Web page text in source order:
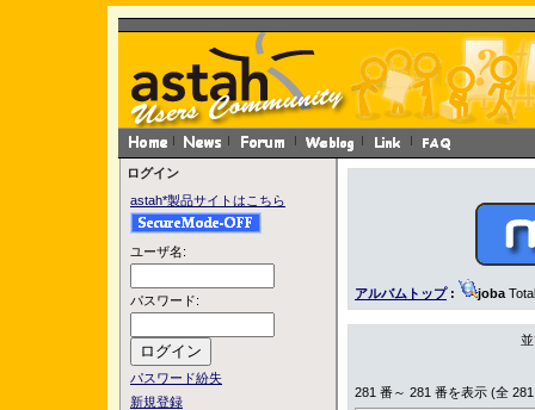
ログイン
astah*製品サイトはこちら
ユーザ名:
パスワード:
パスワード紛失
新規登録
アルバムトップ: joba
281 番～ 281 番を表示 (全